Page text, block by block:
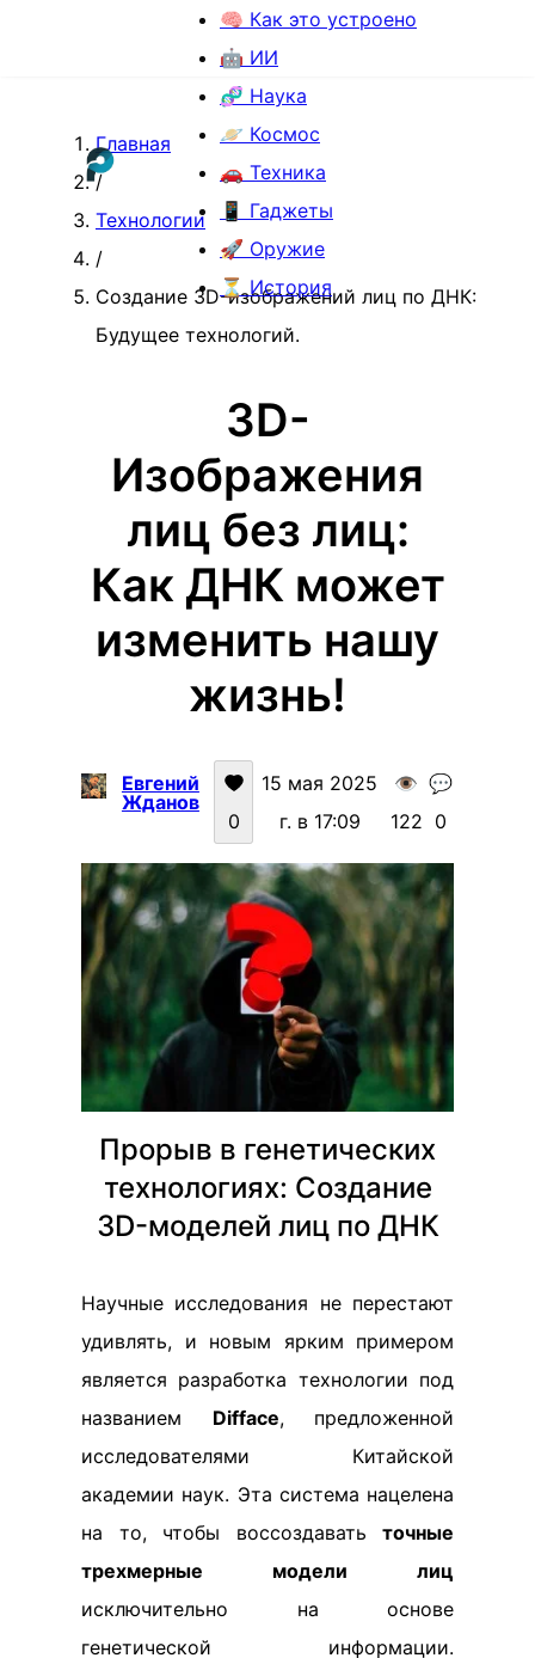
🧠 Как это устроено
🤖 ИИ
🧬 Наука
🪐 Космос
🚗 Техника
📱 Гаджеты
🚀 Оружие
⏳ История
Главная
/
Технологии
/
Создание 3D-изображений лиц по ДНК:
Будущее технологий.
3D-
Изображения
лиц без лиц:
Как ДНК может
изменить нашу
жизнь!
Евгений
Жданов
0
15 мая 2025
г. в 17:09
👁️
122
💬
0
Прорыв в генетических
технологиях: Создание
3D-моделей лиц по ДНК
Научные исследования не перестают
удивлять, и новым ярким примером
является разработка технологии под
названием Difface, предложенной
исследователями Китайской
академии наук. Эта система нацелена
на то, чтобы воссоздавать точные
трехмерные модели лиц
исключительно на основе
генетической информации.